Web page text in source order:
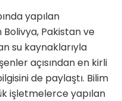
yapılan
Bolivya, Pakistan ve
su kaynaklarıyla
açısından en kirli
de paylaştı. Bilim
işletmelerce yapılan